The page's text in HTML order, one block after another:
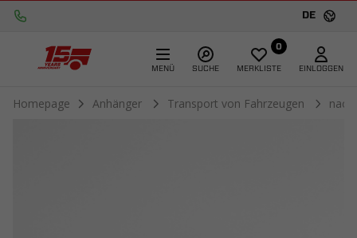
DE
MENÜ SUCHE
0
MERKLISTE EINLOGGEN
Homepage Anhänger Transport von Fahrzeugen